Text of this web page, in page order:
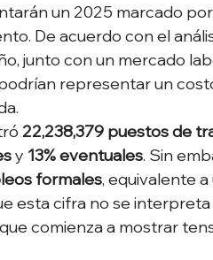
un 2025 marcado
De acuerdo con el
junto con un mercado
representar un
22,238,379 puestos de
y 13% eventuales. Sin
formales, equivalente
esta cifra no se interpreta
comienza a mostrar